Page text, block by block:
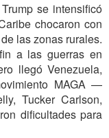
se intensificó
chocaron con
las zonas rurales.
a las guerras en
llegó Venezuela,
MAGA —
Tucker Carlson,
dificultades para